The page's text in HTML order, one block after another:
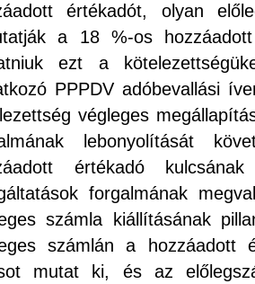
értékadót, olyan
a 18 %-os
ezt a
PPPDV adóbevallási
végleges
lebonyolítását
értékadó
forgalmának
számla kiállításának
számlán a hozzáadott
mutat ki, és az